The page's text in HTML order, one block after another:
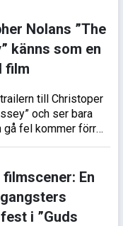
Nolans ”The
känns som en
film
till Christoper
och ser bara
gå fel kommer förr
En
i ”Guds